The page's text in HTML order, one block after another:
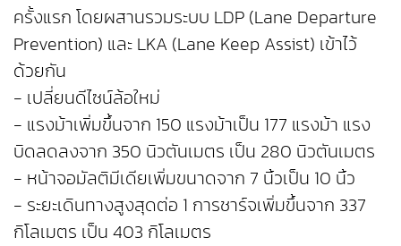
ครั้งแรก โดยผสานรวมระบบ LDP (Lane Departure
Prevention) และ LKA (Lane Keep Assist) เข้าไว้
ด้วยกัน
- เปลี่ยนดีไซน์ล้อใหม่
- แรงม้าเพิ่มขึ้นจาก 150 แรงม้าเป็น 177 แรงม้า แรง
บิดลดลงจาก 350 นิวตันเมตร เป็น 280 นิวตันเมตร
- หน้าจอมัลติมีเดียเพิ่มขนาดจาก 7 นิ้วเป็น 10 นิ้ว
- ระยะเดินทางสูงสุดต่อ 1 การชาร์จเพิ่มขึ้นจาก 337
กิโลเมตร เป็น 403 กิโลเมตร